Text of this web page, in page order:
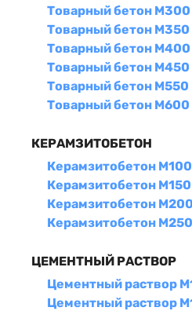
Товарный бетон М300
Товарный бетон М350
Товарный бетон М400
Товарный бетон М450
Товарный бетон М550
Товарный бетон М600
КЕРАМЗИТОБЕТОН
Керамзитобетон М100
Керамзитобетон М150
Керамзитобетон М200
Керамзитобетон М250
ЦЕМЕНТНЫЙ РАСТВОР
Цементный раствор
Цементный раствор